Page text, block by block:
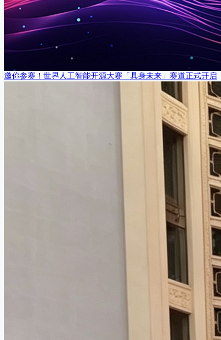
邀你参赛！世界人工智能开源大赛「具身未来」赛道正式开启